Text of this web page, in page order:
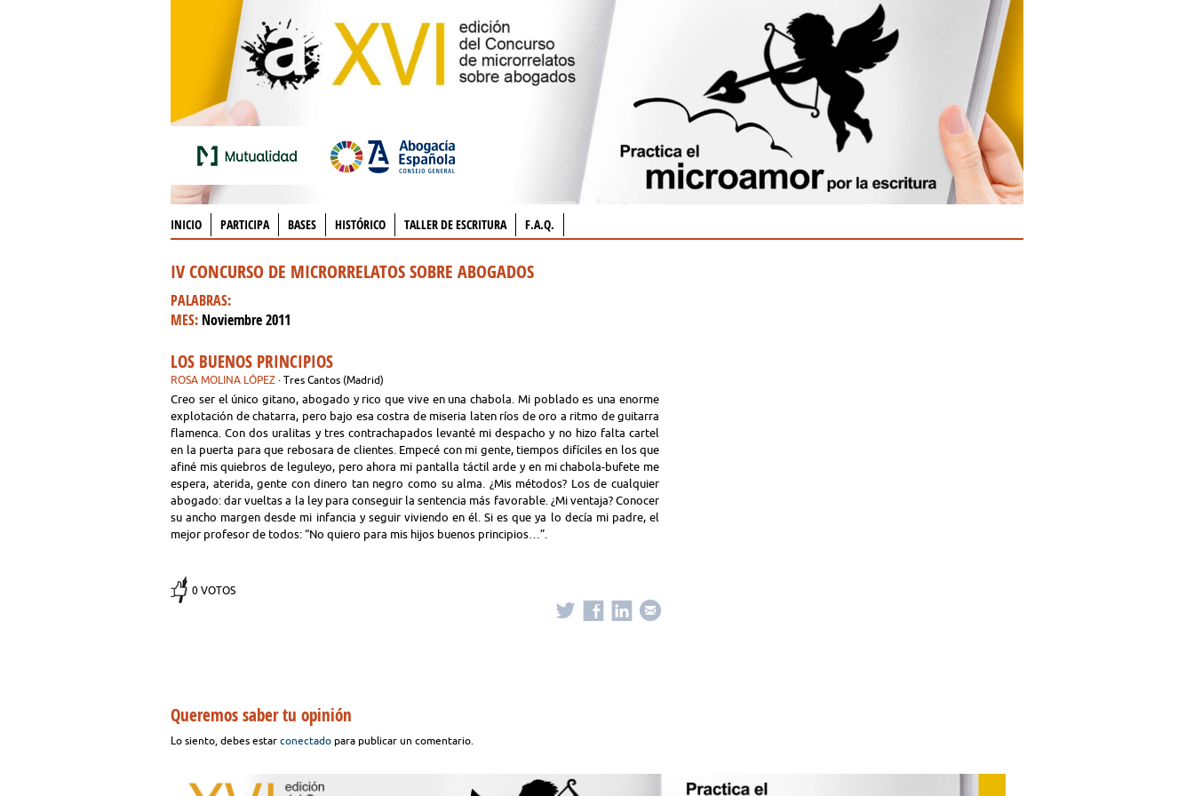
INICIO PARTICIPA BASES HISTÓRICO TALLER DE ESCRITURA F.A.Q.
IV CONCURSO DE MICRORRELATOS SOBRE ABOGADOS
PALABRAS:
MES: Noviembre 2011
LOS BUENOS PRINCIPIOS
ROSA MOLINA LÓPEZ · Tres Cantos (Madrid)
Creo ser el único gitano, abogado y rico que vive en una chabola. Mi poblado es una enorme
explotación de chatarra, pero bajo esa costra de miseria laten ríos de oro a ritmo de guitarra
flamenca. Con dos uralitas y tres contrachapados levanté mi despacho y no hizo falta cartel
en la puerta para que rebosara de clientes. Empecé con mi gente, tiempos difíciles en los que
afiné mis quiebros de leguleyo, pero ahora mi pantalla táctil arde y en mi chabola-bufete me
espera, aterida, gente con dinero tan negro como su alma. ¿Mis métodos? Los de cualquier
abogado: dar vueltas a la ley para conseguir la sentencia más favorable. ¿Mi ventaja? Conocer
su ancho margen desde mi infancia y seguir viviendo en él. Si es que ya lo decía mi padre, el
mejor profesor de todos: “No quiero para mis hijos buenos principios…”.
0 VOTOS
Queremos saber tu opinión
Lo siento, debes estar conectado para publicar un comentario.